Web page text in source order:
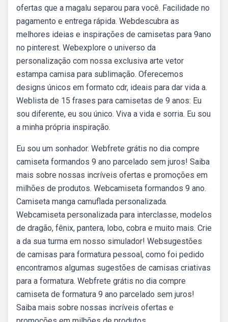
ofertas que a magalu separou para você. Facilidade no
pagamento e entrega rápida. Webdescubra as
melhores ideias e inspirações de camisetas para 9ano
no pinterest. Webexplore o universo da
personalização com nossa exclusiva arte vetor
estampa camisa para sublimação. Oferecemos
designs únicos em formato cdr, ideais para dar vida a.
Weblista de 15 frases para camisetas de 9 anos: Eu
sou diferente, eu sou único. Viva a vida e sorria. Eu sou
a minha própria inspiração.
Eu sou um sonhador. Webfrete grátis no dia compre
camiseta formandos 9 ano parcelado sem juros! Saiba
mais sobre nossas incríveis ofertas e promoções em
milhões de produtos. Webcamiseta formandos 9 ano.
Camiseta manga camuflada personalizada.
Webcamiseta personalizada para interclasse, modelos
de dragão, fênix, pantera, lobo, cobra e muito mais. Crie
a da sua turma em nosso simulador! Websugestões
de camisas para formatura pessoal, como foi pedido
encontramos algumas sugestões de camisas criativas
para a formatura. Webfrete grátis no dia compre
camiseta de formatura 9 ano parcelado sem juros!
Saiba mais sobre nossas incríveis ofertas e